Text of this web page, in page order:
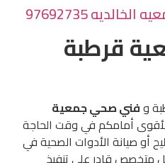
97692735
قرطبة
وفني صحي جمعية
أمامكم في وقت الحاجة
أو صيانة الأدوات الصحية في